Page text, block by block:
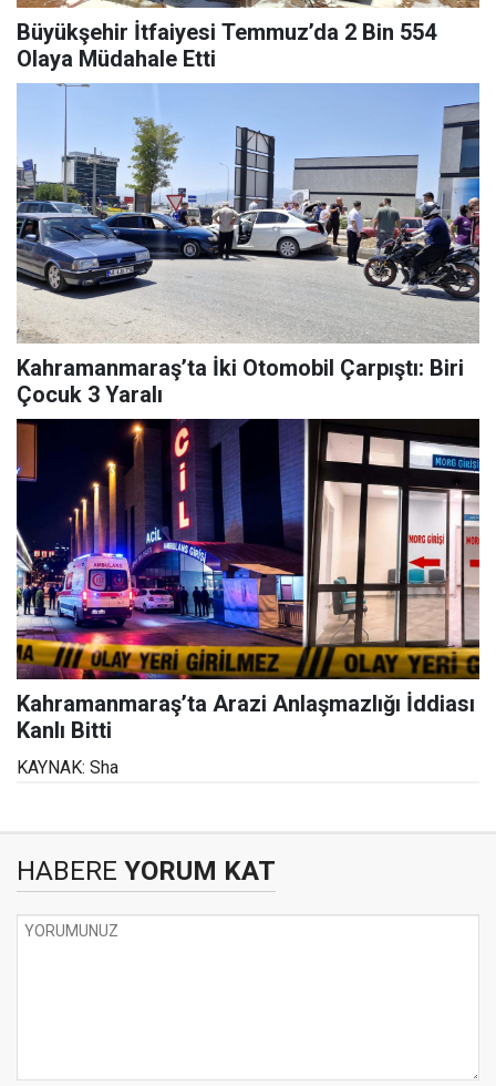
Büyükşehir İtfaiyesi Temmuz’da 2 Bin 554
Olaya Müdahale Etti
Kahramanmaraş’ta İki Otomobil Çarpıştı: Biri
Çocuk 3 Yaralı
Kahramanmaraş’ta Arazi Anlaşmazlığı İddiası
Kanlı Bitti
KAYNAK: Sha
HABERE YORUM KAT